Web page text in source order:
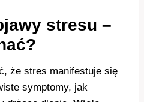
stresu –
że stres manifestuje się
symptomy, jak